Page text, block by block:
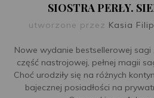
SIOSTRA PERŁY.
utworzone przez Kasia
Nowe wydanie bestsellerowej sagi
część nastrojowej, pełnej magii
Choć urodziły się na różnych
bajecznej posiadłości na